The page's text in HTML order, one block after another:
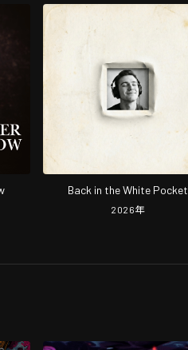
Back in the White Pocket
2026年